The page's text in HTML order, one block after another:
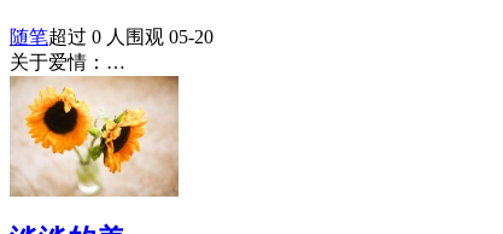
随笔超过 0 人围观 05-20
关于爱情：…